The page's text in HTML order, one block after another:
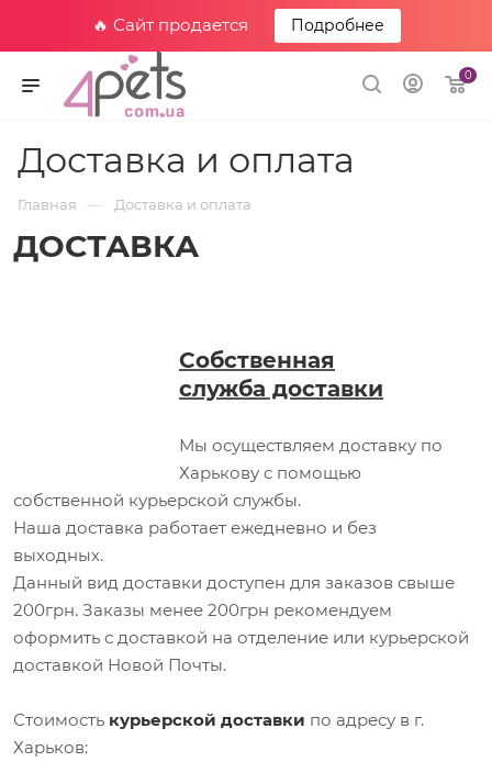
🔥 Сайт продается Подробнее
0
Доставка и оплата
Главная — Доставка и оплата
ДОСТАВКА
Собственная
служба доставки
Мы осуществляем доставку по
Харькову с помощью
собственной курьерской службы.
Наша доставка работает ежедневно и без
выходных.
Данный вид доставки доступен для заказов свыше
200грн. Заказы менее 200грн рекомендуем
оформить с доставкой на отделение или курьерской
доставкой Новой Почты.
Стоимость курьерской доставки по адресу в г.
Харьков: